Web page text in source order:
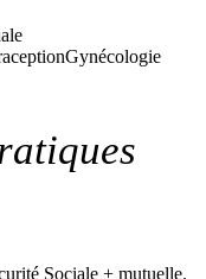
Gynécologie
Sociale + mutuelle.